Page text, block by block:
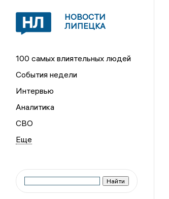
НОВОСТИ
ЛИПЕЦКА
100 самых влиятельных людей
События недели
Интервью
Аналитика
СВО